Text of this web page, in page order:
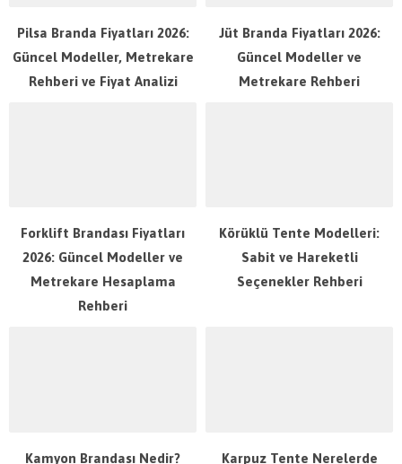
Pilsa Branda Fiyatları 2026:
Güncel Modeller, Metrekare
Rehberi ve Fiyat Analizi
Jüt Branda Fiyatları 2026:
Güncel Modeller ve
Metrekare Rehberi
Forklift Brandası Fiyatları
2026: Güncel Modeller ve
Metrekare Hesaplama
Rehberi
Körüklü Tente Modelleri:
Sabit ve Hareketli
Seçenekler Rehberi
Kamyon Brandası Nedir? Karpuz Tente Nerelerde